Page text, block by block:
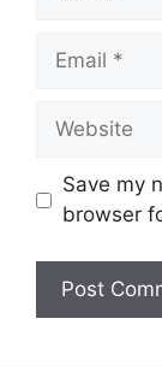
Email
Website
Save my
browser